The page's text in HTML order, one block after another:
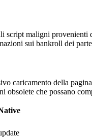
script maligni provenienti
sui bankroll dei
caricamento della
obsolete che possano